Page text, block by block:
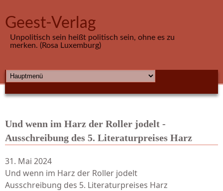
Geest-Verlag
Unpolitisch sein heißt politisch sein, ohne es zu
merken. (Rosa Luxemburg)
HAUPTMENÜ
Und wenn im Harz der Roller jodelt -
Ausschreibung des 5. Literaturpreises Harz
31. Mai 2024
Und wenn im Harz der Roller jodelt
Ausschreibung des 5. Literaturpreises Harz